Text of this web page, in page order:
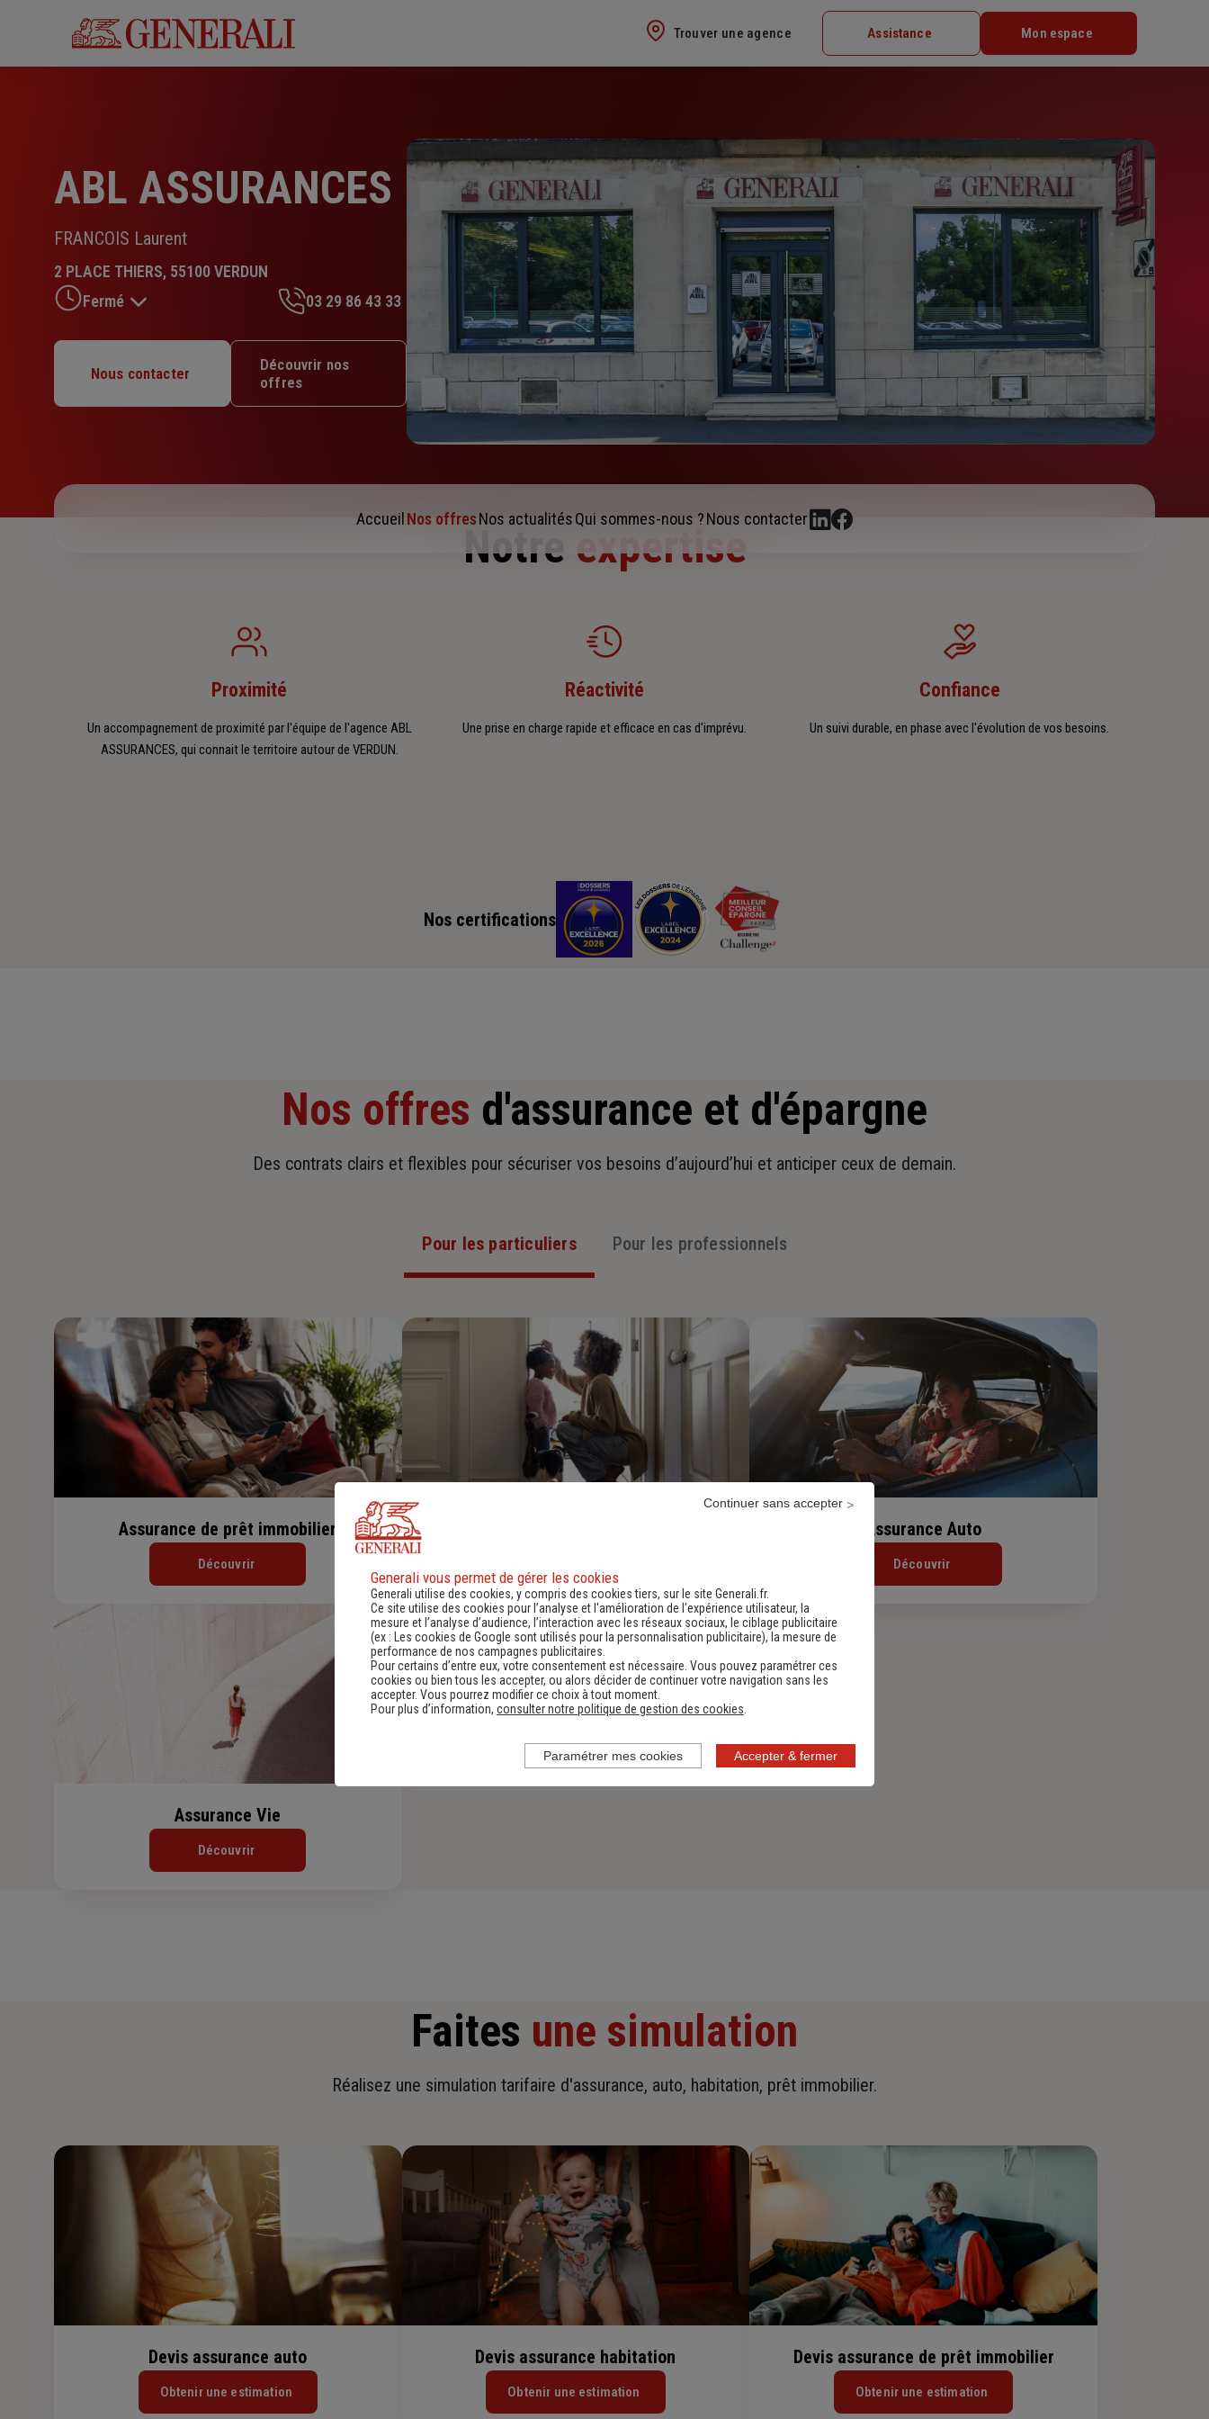
Trouver une agence Assistance Mon espace
ABL ASSURANCES
FRANCOIS Laurent
2 PLACE THIERS, 55100 VERDUN
Fermé
Mardi : 09h – 12h / 14h – 18h
Mercredi : 09h – 12h / 14h – 18h
Dimanche : Fermé
03 29 86 43 33
Nous contacter
Découvrir nos
offres
Accueil Nos offresNos actualitésQui sommes-nous ?Nous contacter
Notre expertise
Proximité
Un accompagnement de proximité par l'équipe de l'agence ABL
ASSURANCES, qui connait le territoire autour de VERDUN.
Réactivité
Une prise en charge rapide et efficace en cas d'imprévu.
Confiance
Un suivi durable, en phase avec l'évolution de vos besoins.
Nos certifications
Nos offres d'assurance et d'épargne
Des contrats clairs et flexibles pour sécuriser vos besoins d’aujourd’hui et anticiper ceux de demain.
Pour les particuliers Pour les professionnels
Assurance de prêt immobilier
Découvrir
Assurance Auto
Découvrir
Assurance Vie
Découvrir
Faites une simulation
Réalisez une simulation tarifaire d'assurance, auto, habitation, prêt immobilier.
Devis assurance auto
Obtenir une estimation
Devis assurance habitation
Obtenir une estimation
Devis assurance de prêt immobilier
Obtenir une estimation
Generali vous permet de gérer les cookies
Generali utilise des cookies, y compris des cookies tiers, sur le site Generali.fr.
Ce site utilise des cookies pour l’analyse et l'amélioration de l’expérience utilisateur, la
mesure et l’analyse d’audience, l’interaction avec les réseaux sociaux, le ciblage publicitaire
(ex :
Les cookies de Google sont utilisés pour la personnalisation publicitaire), la mesure de
performance de nos campagnes publicitaires.
Pour certains d’entre eux, votre consentement est nécessaire. Vous pouvez paramétrer ces
cookies ou bien tous les accepter, ou alors décider de continuer votre navigation sans les
accepter. Vous pourrez modifier ce choix à tout moment.
Pour plus d’information, consulter notre politique de gestion des cookies
Accepter & fermer
Continuer sans accepter
Paramétrer mes cookies